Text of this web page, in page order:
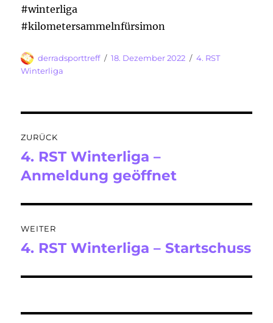
#winterliga
#kilometersammelnfürsimon
Autor
derradsporttreff
Veröffentlicht
18. Dezember 2022 Kategorien
4. RST
Winterliga
ZURÜCK
Vorheriger
Beitrag:
4. RST Winterliga –
Anmeldung geöffnet
WEITER
Nächster
4. RST Winterliga – Startschuss